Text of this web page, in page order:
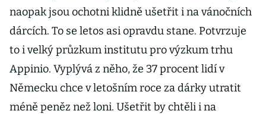
naopak jsou ochotni klidně ušetřit i na vánočních
dárcích. To se letos asi opravdu stane. Potvrzuje
to i velký průzkum institutu pro výzkum trhu
Appinio. Vyplývá z něho, že 37 procent lidí v
Německu chce v letošním roce za dárky utratit
méně peněz než loni. Ušetřit by chtěli i na